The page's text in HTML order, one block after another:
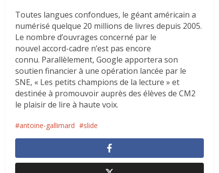
Toutes langues confondues, le géant américain a
numérisé quelque 20 millions de livres depuis 2005.
Le nombre d’ouvrages concerné par le
nouvel accord-cadre n’est pas encore
connu. Parallèlement, Google apportera son
soutien financier à une opération lancée par le
SNE, « Les petits champions de la lecture » et
destinée à promouvoir auprès des élèves de CM2
le plaisir de lire à haute voix.
antoine-gallimard slide